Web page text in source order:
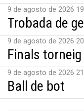
9 de agosto de 2026
Trobada de
9 de agosto de 2026
Finals
9 de agosto de 2026
Ball de bot